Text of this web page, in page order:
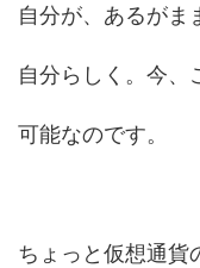
自分が、あるがま
自分らしく。今、
可能なのです。
ちょっと仮想通貨